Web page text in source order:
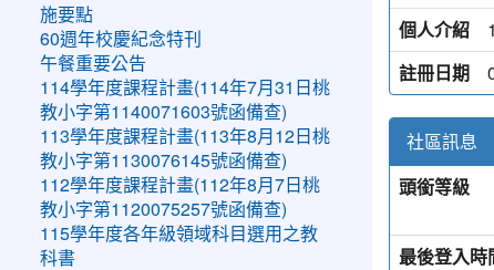
個人介紹
註冊日期
社區訊息
頭銜等級
最後登入時
施要點
60週年校慶紀念特刊
午餐重要公告
114學年度課程計畫(114年7月31日桃
教小字第1140071603號函備查)
113學年度課程計畫(113年8月12日桃
教小字第1130076145號函備查)
112學年度課程計畫(112年8月7日桃
教小字第1120075257號函備查)
115學年度各年級領域科目選用之教
科書